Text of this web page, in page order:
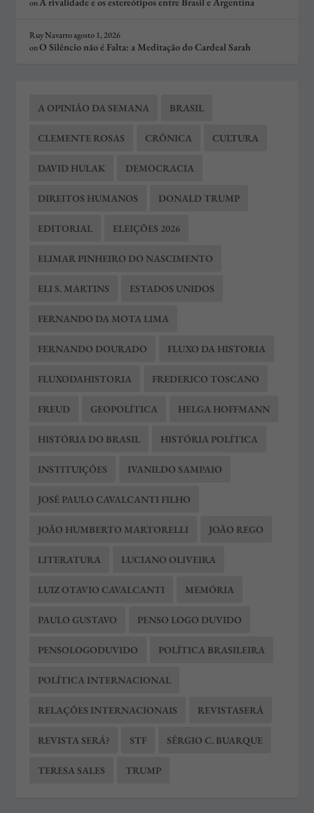
on
Ruy Navarroagosto 1, 2026
onO Silêncio não é Falta: a Meditação do Cardeal Sarah
A OPINIÃO DA SEMANA BRASIL
CLEMENTE ROSAS CRÔNICA CULTURA
DAVID HULAK DEMOCRACIA
DIREITOS HUMANOS DONALD TRUMP
EDITORIAL ELEIÇÕES 2026
ELIMAR PINHEIRO DO NASCIMENTO
ELI S. MARTINS ESTADOS UNIDOS
FERNANDO DA MOTA LIMA
FERNANDO DOURADO FLUXO DA HISTORIA
FLUXODAHISTORIA FREDERICO TOSCANO
FREUD GEOPOLÍTICA HELGA HOFFMANN
HISTÓRIA DO BRASIL HISTÓRIA POLÍTICA
INSTITUIÇÕES IVANILDO SAMPAIO
JOSÉ PAULO CAVALCANTI FILHO
JOÃO HUMBERTO MARTORELLI JOÃO REGO
LITERATURA LUCIANO OLIVEIRA
LUIZ OTAVIO CAVALCANTI MEMÓRIA
PAULO GUSTAVO PENSO LOGO DUVIDO
PENSOLOGODUVIDO POLÍTICA BRASILEIRA
POLÍTICA INTERNACIONAL
RELAÇÕES INTERNACIONAIS REVISTASERÁ
REVISTA SERÁ? STF SÉRGIO C. BUARQUE
TERESA SALES TRUMP